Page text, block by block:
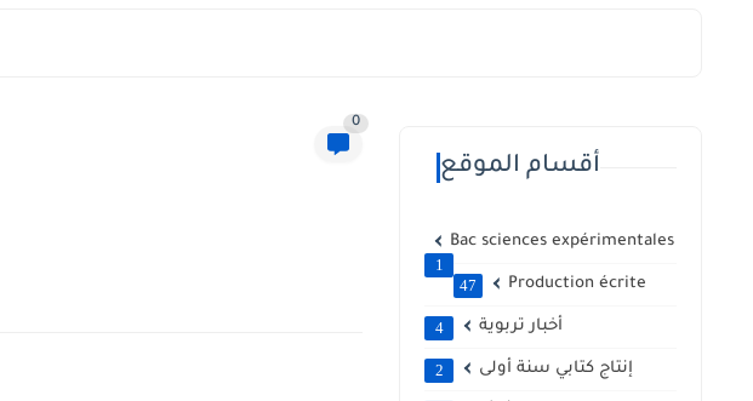
0
أقسام الموقع
Bac sciences expérimentales
1
Production écrite
47
أخبار تربوية 4
إنتاج كتابي سنة أولى 2